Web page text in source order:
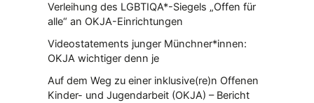
Verleihung des LGBTIQA*-Siegels „Offen für
alle“ an OKJA-Einrichtungen
Videostatements junger Münchner*innen:
OKJA wichtiger denn je
Auf dem Weg zu einer inklusive(re)n Offenen
Kinder- und Jugendarbeit (OKJA) – Bericht